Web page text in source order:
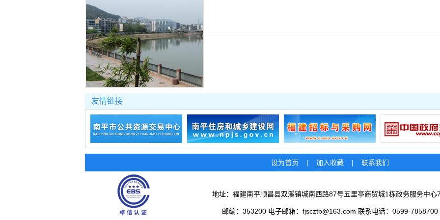
友情链接
设为首页 | 加入收藏 | 联系我们
地址：福建南平顺昌县双溪镇城南西路87号五里亭商贸城1栋政务服务中心
邮编：353200 电子邮箱：fjscztb@163.com 联系电话：0599-7858700